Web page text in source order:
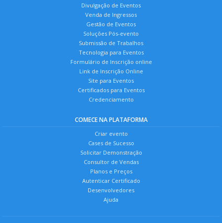
Divulgação de Eventos
Venda de Ingressos
Gestão de Eventos
Soluções Pós-evento
Submissão de Trabalhos
Tecnologia para Eventos
Formulário de Inscrição online
Link de Inscrição Online
Site para Eventos
Certificados para Eventos
Credenciamento
COMECE NA PLATAFORMA
Criar evento
Cases de Sucesso
Solicitar Demonstração
Consultor de Vendas
Planos e Preços
Autenticar Certificado
Desenvolvedores
Ajuda